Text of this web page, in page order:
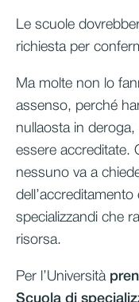
Le scuole
richiesta per
Ma molte non lo
assenso, perché
nullaosta in
essere accreditate.
nessuno va a
specializzandi che
risorsa.
Per l’Università
Scuola di